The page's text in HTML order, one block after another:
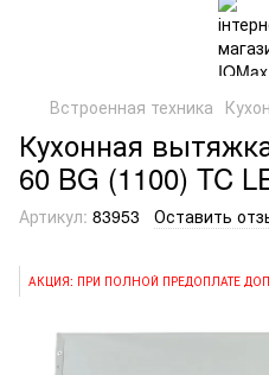
Встроенная техника
Кухонная
60 BG (1100) TC
Артикул: 83953 Оставить
АКЦИЯ: ПРИ ПОЛНОЙ ПРЕДОПЛАТЕ